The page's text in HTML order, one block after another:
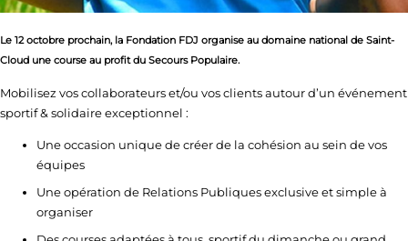
Le 12 octobre prochain, la Fondation FDJ organise au domaine national de Saint-
Cloud une course au profit du Secours Populaire.
Mobilisez vos collaborateurs et/ou vos clients autour d’un événement
sportif & solidaire exceptionnel :
Une occasion unique de créer de la cohésion au sein de vos
équipes
Une opération de Relations Publiques exclusive et simple à
organiser